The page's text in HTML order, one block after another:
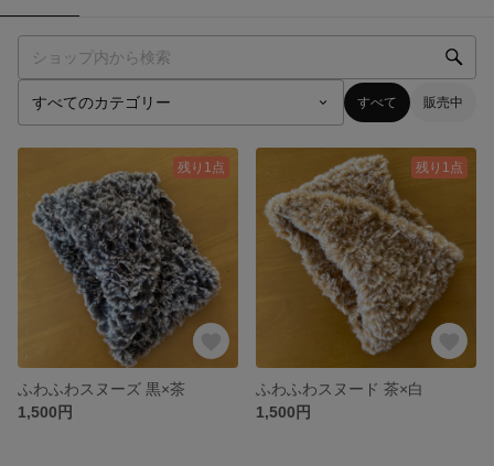
すべて 販売中
残り1点
ふわふわスヌーズ 黒×茶
1,500円
残り1点
ふわふわスヌード 茶×白
1,500円